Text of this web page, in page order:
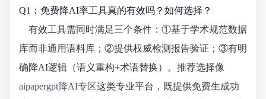
Q1：免费降AI率工具真的有效吗？如何选择？
有效工具需同时满足三个条件：①基于学术规范数据
库而非通用语料库；②提供权威检测报告验证；③有明
确降AI逻辑（语义重构+术语替换）。推荐选择像
aipapergpt降AI专区这类专业平台，既提供免费生成功